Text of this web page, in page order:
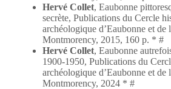
Hervé Collet, Eaubonne
secrète, Publications du Cercle
archéologique d’Eaubonne et de
Montmorency, 2015, 160 p. * #
Hervé Collet, Eaubonne
1900-1950, Publications du
archéologique d’Eaubonne et de
Montmorency, 2024 * #